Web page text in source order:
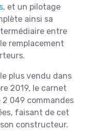
, et un pilotage
ainsi sa
entre
remplacement
plus vendu dans
2019, le carnet
2 049 commandes
faisant de cet
constructeur.